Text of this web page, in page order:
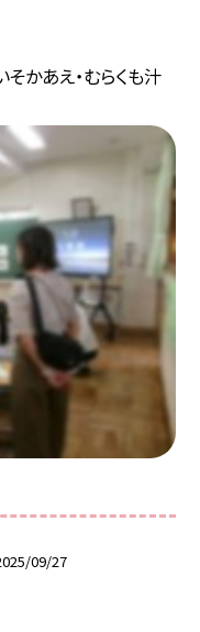
そかあえ・むらくも汁
09/27